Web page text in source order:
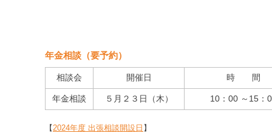
年金相談（要予約）
相談会 開催日 時 間
年金相談 ５ 月２３日（木） 10：00 ～15：
【2024年度 出張相談開設日 】